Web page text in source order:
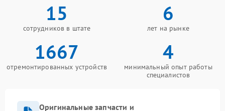
15
сотрудников в штате
6
лет на рынке
1667
отремонтированных устройств
4
минимальный опыт работы
специалистов
Оригинальные запчасти и